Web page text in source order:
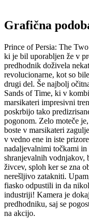
Grafična
Prince of Persia: The
ki je bil uporabljen že v
predhodnik doživela
revolucionarne, kot so
drugi del. Še najbolj
Sands of Time, ki v
marsikateri impresivni
poskrbijo tako
pogonom. Zelo moteče
boste v marsikateri
v vedno ene in iste
nadaljevalnimi točkami
shranjevalnih vodnjakov,
živcev, sploh ker se zna
nerešljivo zatakniti.
fiasko odpustili in da
industriji! Kamera je
predhodniku, saj se
na akcijo.